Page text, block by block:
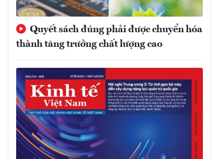
Quyết sách đúng phải được chuyển hóa
thành tăng trưởng chất lượng cao